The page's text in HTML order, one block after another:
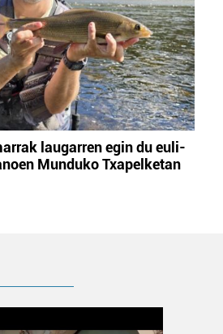
laugarren egin du euli-
Munduko Txapelketan